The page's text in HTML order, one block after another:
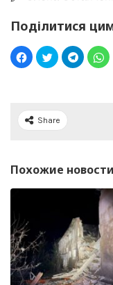
Поділитися
Share
Похожие новости